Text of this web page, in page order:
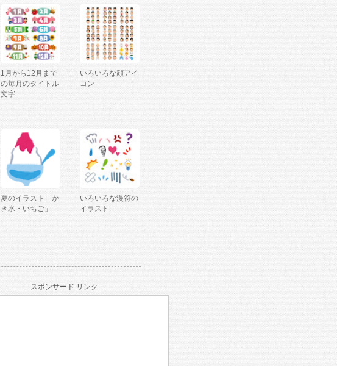
1月から12月まで
の毎月のタイトル
文字
いろいろな顔アイ
コン
夏のイラスト「か
き氷・いちご」
いろいろな漫符の
イラスト
スポンサード リンク